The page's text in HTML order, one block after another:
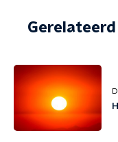
Gerelateerd